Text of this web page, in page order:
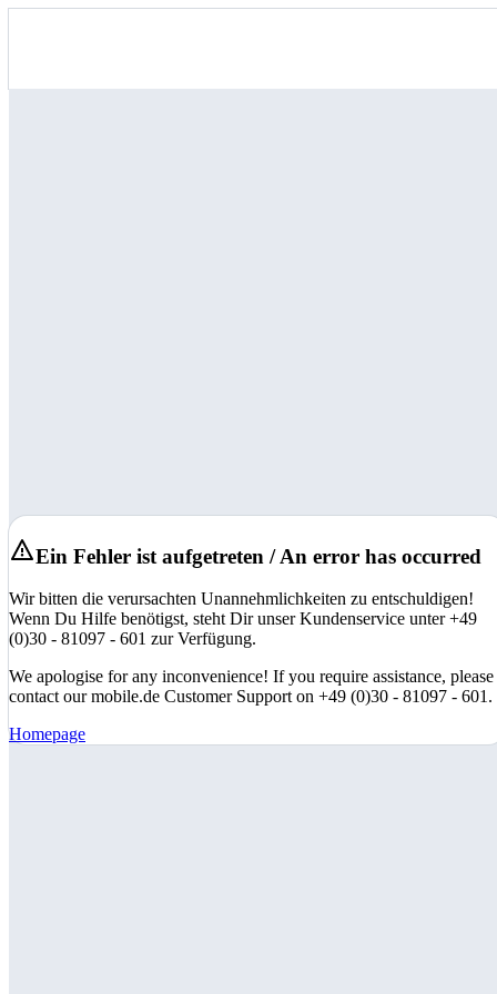
Ein Fehler ist aufgetreten / An error has occurred
Wir bitten die verursachten Unannehmlichkeiten zu entschuldigen!
Wenn Du Hilfe benötigst, steht Dir unser Kundenservice unter +49
(0)30 - 81097 - 601 zur Verfügung.
We apologise for any inconvenience! If you require assistance, please
contact our mobile.de Customer Support on +49 (0)30 - 81097 - 601.
Homepage